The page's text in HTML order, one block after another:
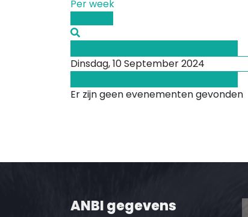
Per week
Dinsdag, 10 September 2024
Er zijn geen evenementen gevonden
ANBI gegevens